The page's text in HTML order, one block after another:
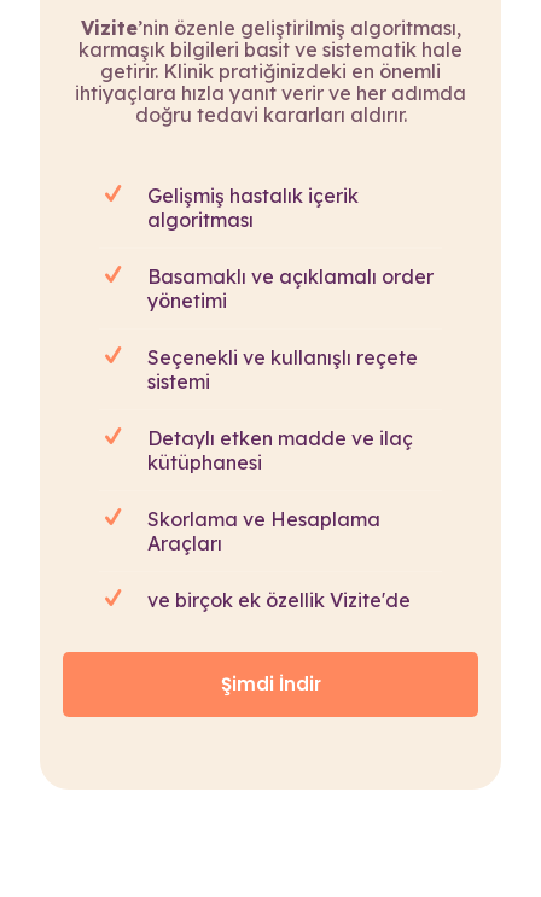
Vizite’nin özenle geliştirilmiş algoritması,
karmaşık bilgileri basit ve sistematik hale
getirir. Klinik pratiğinizdeki en önemli
ihtiyaçlara hızla yanıt verir ve her adımda
doğru tedavi kararları aldırır.
Gelişmiş hastalık içerik
algoritması
Basamaklı ve açıklamalı order
yönetimi
Seçenekli ve kullanışlı reçete
sistemi
Detaylı etken madde ve ilaç
kütüphanesi
Skorlama ve Hesaplama
Araçları
ve birçok ek özellik Vizite'de
Şimdi İndir